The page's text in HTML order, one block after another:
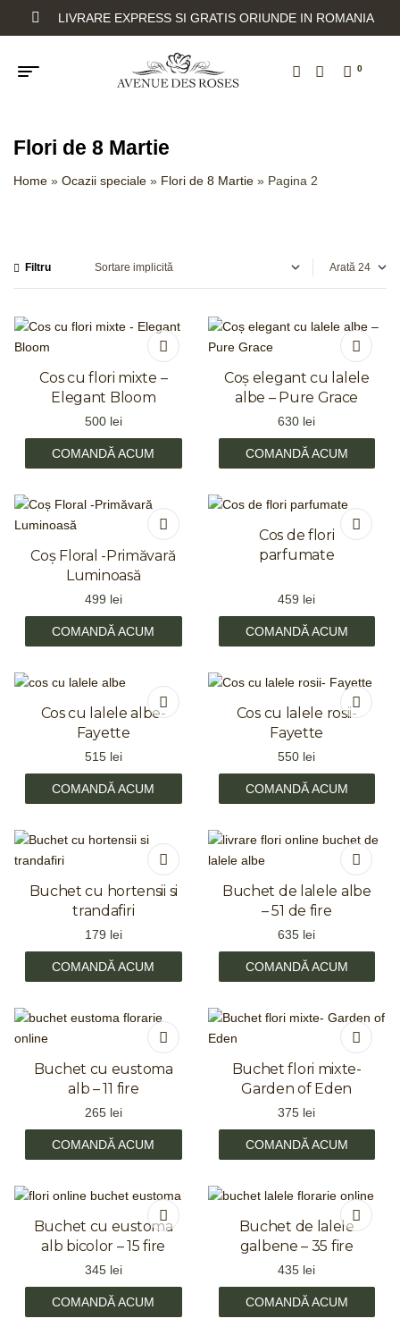
LIVRARE EXPRESS SI GRATIS ORIUNDE IN ROMANIA
0
Flori de 8 Martie
Home » Ocazii speciale » Flori de 8 Martie » Pagina 2
Filtru Arată
Cos cu flori mixte –
Elegant Bloom
500 lei
COMANDĂ ACUM
Coș elegant cu lalele
albe – Pure Grace
630 lei
COMANDĂ ACUM
Coș Floral -Primăvară
Luminoasă
499 lei
COMANDĂ ACUM
Cos de flori
parfumate
459 lei
COMANDĂ ACUM
Cos cu lalele albe-
Fayette
515 lei
COMANDĂ ACUM
Cos cu lalele rosii-
Fayette
550 lei
COMANDĂ ACUM
Buchet cu hortensii si
trandafiri
179 lei
COMANDĂ ACUM
Buchet de lalele albe
– 51 de fire
635 lei
COMANDĂ ACUM
Buchet cu eustoma
alb – 11 fire
265 lei
COMANDĂ ACUM
Buchet flori mixte-
Garden of Eden
375 lei
COMANDĂ ACUM
Buchet cu eustoma
alb bicolor – 15 fire
345 lei
COMANDĂ ACUM
Buchet de lalele
galbene – 35 fire
435 lei
COMANDĂ ACUM